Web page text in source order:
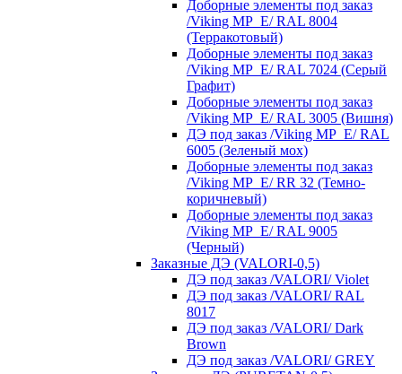
Доборные элементы под заказ
/Viking MP_E/ RAL 8004
(Терракотовый)
Доборные элементы под заказ
/Viking MP_E/ RAL 7024 (Серый
Графит)
Доборные элементы под заказ
/Viking MP_E/ RAL 3005 (Вишня)
ДЭ под заказ /Viking MP_E/ RAL
6005 (Зеленый мох)
Доборные элементы под заказ
/Viking MP_E/ RR 32 (Темно-
коричневый)
Доборные элементы под заказ
/Viking MP_E/ RAL 9005
(Черный)
Заказные ДЭ (VALORI-0,5)
ДЭ под заказ /VALORI/ Violet
ДЭ под заказ /VALORI/ RAL
8017
ДЭ под заказ /VALORI/ Dark
Brown
ДЭ под заказ /VALORI/ GREY